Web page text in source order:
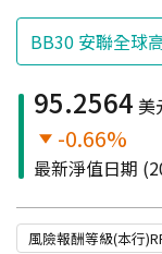
95.2564 美
-0.66%
最新淨值日期
風險報酬等級(本行